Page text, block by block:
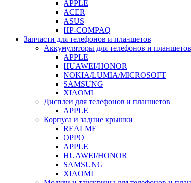
APPLE
ACER
ASUS
HP-COMPAQ
Запчасти для телефонов и планшетов
Аккумуляторы для телефонов и планшетов
APPLE
HUAWEI/HONOR
NOKIA/LUMIA/MICROSOFT
SAMSUNG
XIAOMI
Дисплеи для телефонов и планшетов
APPLE
Корпуса и задние крышки
REALME
OPPO
APPLE
HUAWEI/HONOR
SAMSUNG
XIAOMI